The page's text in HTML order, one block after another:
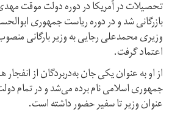
تحصیلات در آمریکا در دوره دولت موقت مهدی
بازرگانی شد و در دوره ریاست جمهوری
وزیری محمدعلی رجایی به وزیر بارگانی
اعتماد گرفت.
جمهوری اسلامی نام برده می‌شد و در تمام
عنوان وزیر تا سفیر حضور داشته است.